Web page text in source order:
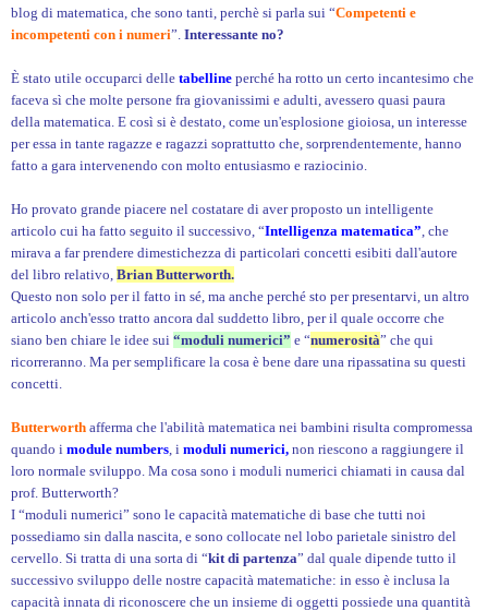
blog di matematica, che sono tanti, perchè si parla sui “Competenti e
incompetenti con i numeri”. Interessante no?
È stato utile occuparci delle tabelline perché ha rotto un certo incantesimo che
faceva sì che molte persone fra giovanissimi e adulti, avessero quasi paura
della matematica. E così si è destato, come un'esplosione gioiosa, un interesse
per essa in tante ragazze e ragazzi soprattutto che, sorprendentemente, hanno
fatto a gara intervenendo con molto entusiasmo e raziocinio.
Ho provato grande piacere nel costatare di aver proposto un intelligente
articolo cui ha fatto seguito il successivo, “Intelligenza matematica” , che
mirava a far prendere dimestichezza di particolari concetti esibiti dall'autore
del libro relativo, Brian Butterworth.
Questo non solo per il fatto in sé, ma anche perché sto per presentarvi, un altro
articolo anch'esso tratto ancora dal suddetto libro, per il quale occorre che
siano ben chiare le idee sui “moduli numerici” e “numerosità” che qui
ricorreranno. Ma per semplificare la cosa è bene dare una ripassatina su questi
concetti.
Butterworth afferma che l'abilità matematica nei bambini risulta compromessa
quando i module numbers , i moduli numerici, non riescono a raggiungere il
loro normale sviluppo. Ma cosa sono i moduli numerici chiamati in causa dal
prof. Butterworth?
I “moduli numerici” sono le capacità matematiche di base che tutti noi
possediamo sin dalla nascita, e sono collocate nel lobo parietale sinistro del
cervello. Si tratta di una sorta di “kit di partenza” dal quale dipende tutto il
successivo sviluppo delle nostre capacità matematiche: in esso è inclusa la
capacità innata di riconoscere che un insieme di oggetti possiede una quantità